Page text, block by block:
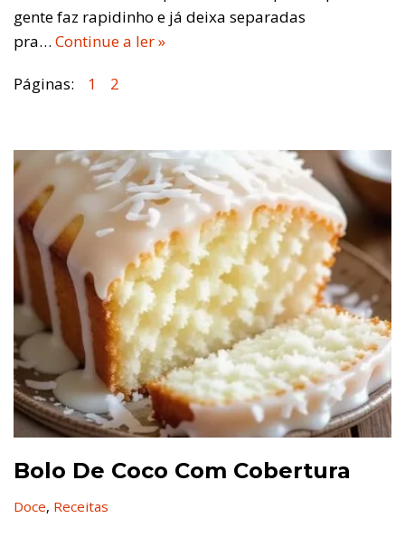
gente faz rapidinho e já deixa separadas
pra… Continue a ler »
Páginas: 1 2
Bolo De Coco Com Cobertura
Doce, Receitas